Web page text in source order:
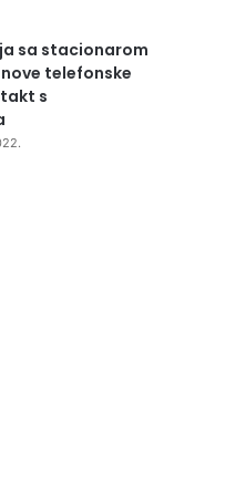
sa stacionarom
telefonske
s